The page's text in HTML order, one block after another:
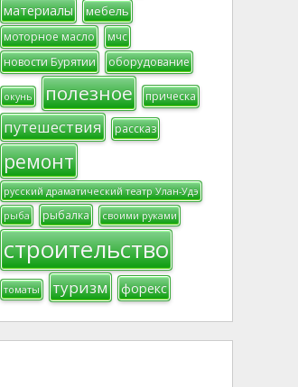
материалы мебель
моторное масло
мчс
новости Бурятии
оборудование
окунь полезное прическа
путешествия рассказ
ремонт
русский драматический театр Улан-Удэ
рыба
рыбалка своими руками
строительство
томаты туризм форекс